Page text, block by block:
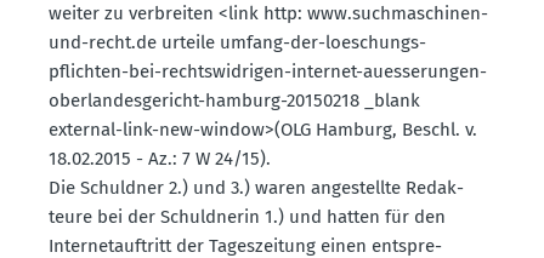
weiter zu verbreiten <link http: www.​suchma­schinen-​
und-​recht.​de urteile umfang-der-loeschungs­
pflichten-bei-rechts­wid­rigen-internet-auesse­rungen-
oberlan­des­ge­richt-hamburg-20150218 _blank
external-link-new-window>(OLG Hamburg, Beschl. v.
18.02.2015 - Az.: 7 W 24/15).
Die Schuldner 2.) und 3.) waren angestellte Redak­
teure bei der Schuld­nerin 1.) und hatten für den
Inter­net­auf­tritt der Tages­zeitung einen entspre­